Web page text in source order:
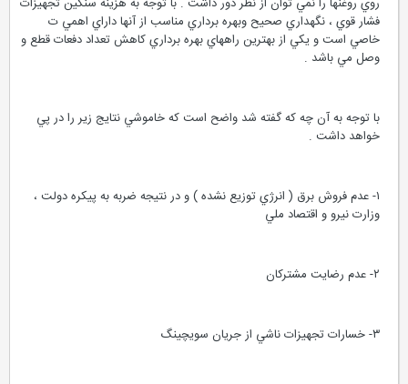
فشار قوي ، نگهداري صحيح وبهره برداري مناسب از آنها داراي اهمي ت
خاصي است و يكي از بهترين راههاي بهره برداري كاهش تعداد دفعات قطع و
وصل مي باشد .
با توجه به آن چه كه گفته شد واضح است كه خاموشي نتايج زير را در پي
خواهد داشت .
١- عدم فروش برق ( انرژي توزيع نشده ) و در نتيجه ضربه به پيكره دولت ،
وزارت نيرو و اقتصاد ملي